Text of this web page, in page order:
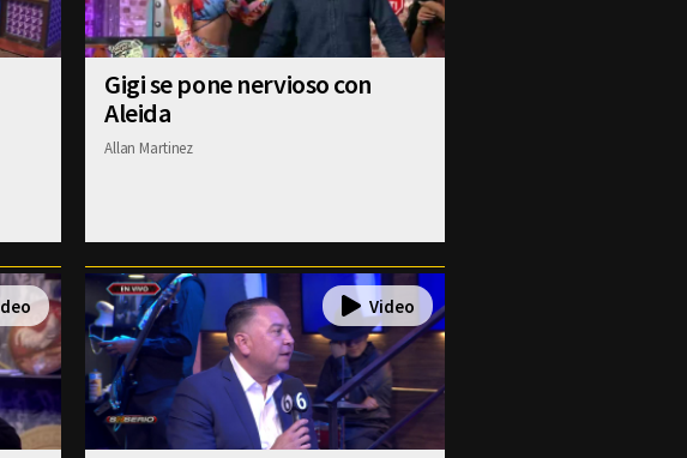
Gigi se pone nervioso con
Aleida
Allan Martinez